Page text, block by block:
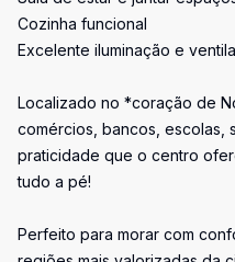
Cozinha funcional
Excelente iluminação e
Localizado no *coração de
comércios, bancos, escolas,
praticidade que o centro
tudo a pé!
Perfeito para morar com